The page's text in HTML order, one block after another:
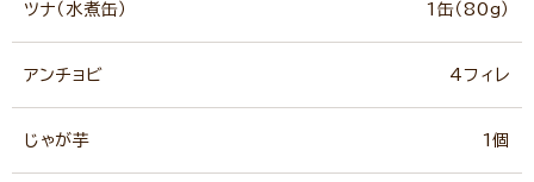
ツナ（水煮缶） 1缶（80g）
アンチョビ 4フィレ
じゃが芋 1個